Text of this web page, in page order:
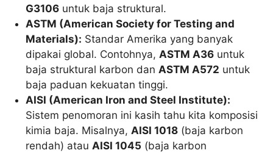
G3106 untuk baja struktural.
ASTM (American Society for Testing and
Materials): Standar Amerika yang banyak
dipakai global. Contohnya,ASTM A36 untuk
baja struktural karbon danASTM A572 untuk
baja paduan kekuatan tinggi.
AISI (American Iron and Steel Institute):
Sistem penomoran ini kasih tahu kita komposisi
kimia baja. Misalnya,AISI 1018 (baja karbon
rendah) atauAISI 1045 (baja karbon